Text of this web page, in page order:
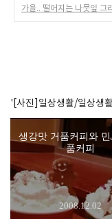
가을.. 떨어지는 나뭇잎 그
'[사진]일상생활/일상생
생강맛 거품커피와 민
품커피
2008.12.02